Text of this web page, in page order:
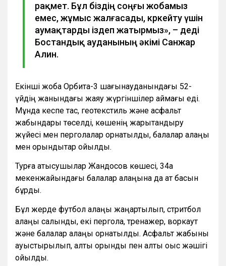
рақмет. Бұл біздің соңғы жобамыз
емес, жұмыс жалғасады, көркейту үшін
аумақтарды іздеп жатырмыз», – деді
Бостандық ауданының әкімі Санжар
Алин.
Екінші жоба Орбита-3 шағынауданындағы 52-
үйдің жанындағы жаяу жүргіншілер аймағы еді.
Мұнда кеспе тас, геотекстиль және асфальт
жабындары төселді, көшенің жарықтандыру
жүйесі мен перголалар орнатылды, балалар алаңы
мен орындықтар қойылды.
Турға қатысушылар Жандосов көшесі, 34а
мекенжайындағы балалар алаңына да ат басын
бұрды.
Бұл жерде футбол алаңы жаңартылып, стритбол
алаңы салынды, екі пергола, тренажер, воркаут
және балалар алаңы орнатылды. Асфальт жабыны
ауыстырылып, алты орындық пен алты қоқыс жәшігі
қойылды.